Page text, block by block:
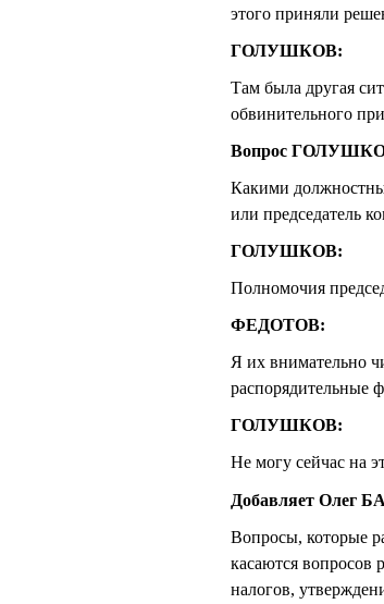
этого приняли
ГОЛУШКОВ:
Там была другая
обвинительного
Вопрос
Какими
или председатель
ГОЛУШКОВ:
Полномочия
ФЕДОТОВ:
Я их внимательно
распорядительные
ГОЛУШКОВ:
Не могу сейчас на
Добавляет Олег
Вопросы, которые
касаются вопросов
налогов,